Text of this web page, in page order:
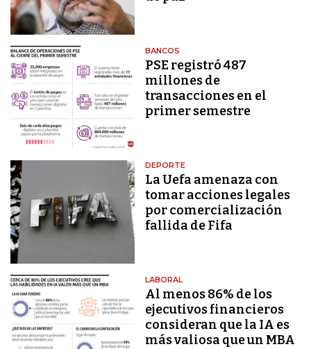
BANCOS
PSE registró 487
millones de
transacciones en el
primer semestre
DEPORTE
La Uefa amenaza con
tomar acciones legales
por comercialización
fallida de Fifa
LABORAL
Al menos 86% de los
ejecutivos financieros
consideran que la IA es
más valiosa que un MBA